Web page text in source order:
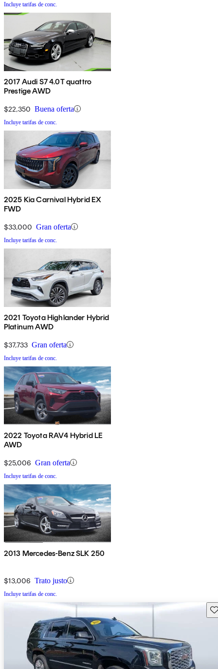
Incluye tarifas de conc.
2017 Audi S7 4.0T quattro
Prestige AWD
$22,350 Buena oferta
Incluye tarifas de conc.
2025 Kia Carnival Hybrid EX
FWD
$33,000 Gran oferta
Incluye tarifas de conc.
2021 Toyota Highlander Hybrid
Platinum AWD
$37,733 Gran oferta
Incluye tarifas de conc.
2022 Toyota RAV4 Hybrid LE
AWD
$25,006 Gran oferta
Incluye tarifas de conc.
2013 Mercedes-Benz SLK 250
$13,006 Trato justo
Incluye tarifas de conc.